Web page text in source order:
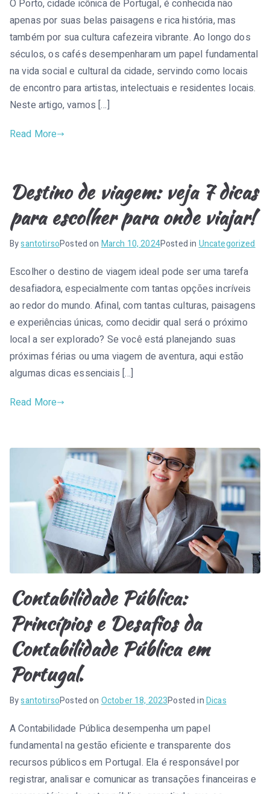
O Porto, cidade icônica de Portugal, é conhecida não
apenas por suas belas paisagens e rica história, mas
também por sua cultura cafezeira vibrante. Ao longo dos
séculos, os cafés desempenharam um papel fundamental
na vida social e cultural da cidade, servindo como locais
de encontro para artistas, intelectuais e residentes locais.
Neste artigo, vamos […]
Read More
Destino de viagem: veja 7 dicas
para escolher para onde viajar!
BysantotirsoPosted on March 10, 2024Posted in Uncategorized
Escolher o destino de viagem ideal pode ser uma tarefa
desafiadora, especialmente com tantas opções incríveis
ao redor do mundo. Afinal, com tantas culturas, paisagens
e experiências únicas, como decidir qual será o próximo
local a ser explorado? Se você está planejando suas
próximas férias ou uma viagem de aventura, aqui estão
algumas dicas essenciais […]
Read More
Contabilidade Pública:
Princípios e Desafios da
Contabilidade Pública em
Portugal.
BysantotirsoPosted on October 18, 2023Posted inDicas
A Contabilidade Pública desempenha um papel
fundamental na gestão eficiente e transparente dos
recursos públicos em Portugal. Ela é responsável por
registrar, analisar e comunicar as transações financeiras e